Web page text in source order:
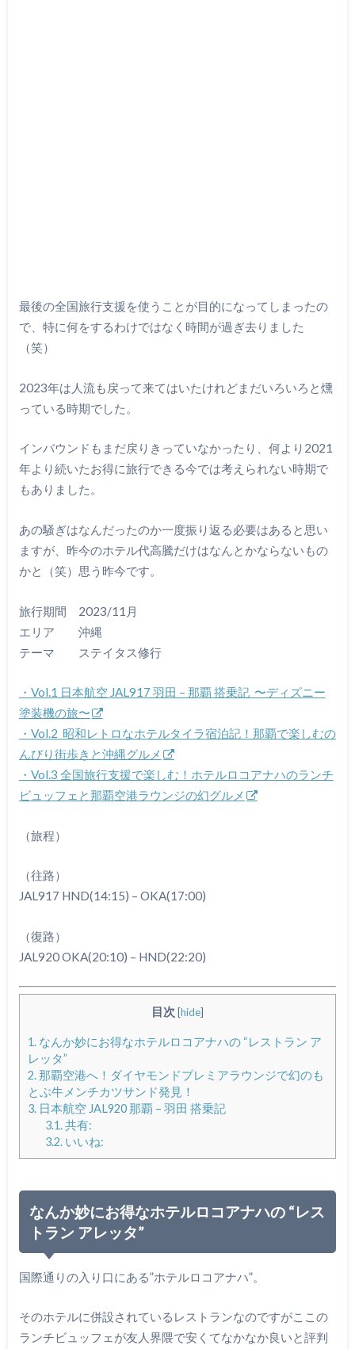
最後の全国旅行支援を使うことが目的になってしまったの
で、特に何をするわけではなく時間が過ぎ去りました
（笑）
2023年は人流も戻って来てはいたけれどまだいろいろと燻
っている時期でした。
インバウンドもまだ戻りきっていなかったり、何より2021
年より続いたお得に旅行できる今では考えられない時期で
もありました。
あの騒ぎはなんだったのか一度振り返る必要はあると思い
ますが、昨今のホテル代高騰だけはなんとかならないもの
かと（笑）思う昨今です。
旅行期間 2023/11月
エリア 沖縄
テーマ ステイタス修行
・Vol.1 日本航空 JAL917 羽田 – 那覇 搭乗記 〜ディズニー
塗装機の旅〜
・Vol.2 昭和レトロなホテルタイラ宿泊記！那覇で楽しむの
んびり街歩きと沖縄グルメ
・Vol.3 全国旅行支援で楽しむ！ホテルロコアナハのランチ
ビュッフェと那覇空港ラウンジの幻グルメ
（旅程）
（往路）
JAL917 HND(14:15) – OKA(17:00)
（復路）
JAL920 OKA(20:10) – HND(22:20)
目次 [hide]
1.なんか妙にお得なホテルロコアナハの “レストラン ア
レッタ”
2.那覇空港へ！ダイヤモンドプレミアラウンジで幻のも
とぶ牛メンチカツサンド発見！
3.日本航空 JAL920 那覇 – 羽田 搭乗記
3.1.共有:
3.2.いいね:
なんか妙にお得なホテルロコアナハの “レス
トラン アレッタ”
国際通りの入り口にある”ホテルロコアナハ”。
そのホテルに併設されているレストランなのですがここの
ランチビュッフェが友人界隈で安くてなかなか良いと評判